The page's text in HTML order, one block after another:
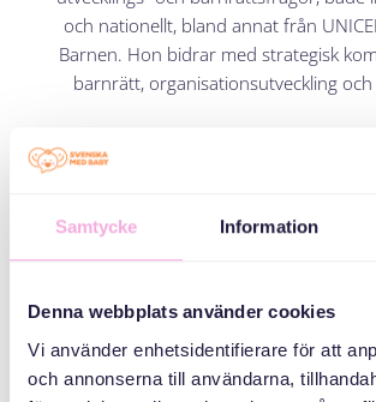
Samtycke Information
Denna webbplats använder cookies
Vi använder enhetsidentifierare för att
och annonserna till användarna,
och nationellt, bland annat från
Barnen. Hon bidrar med strategisk
barnrätt, organisationsutveckling och